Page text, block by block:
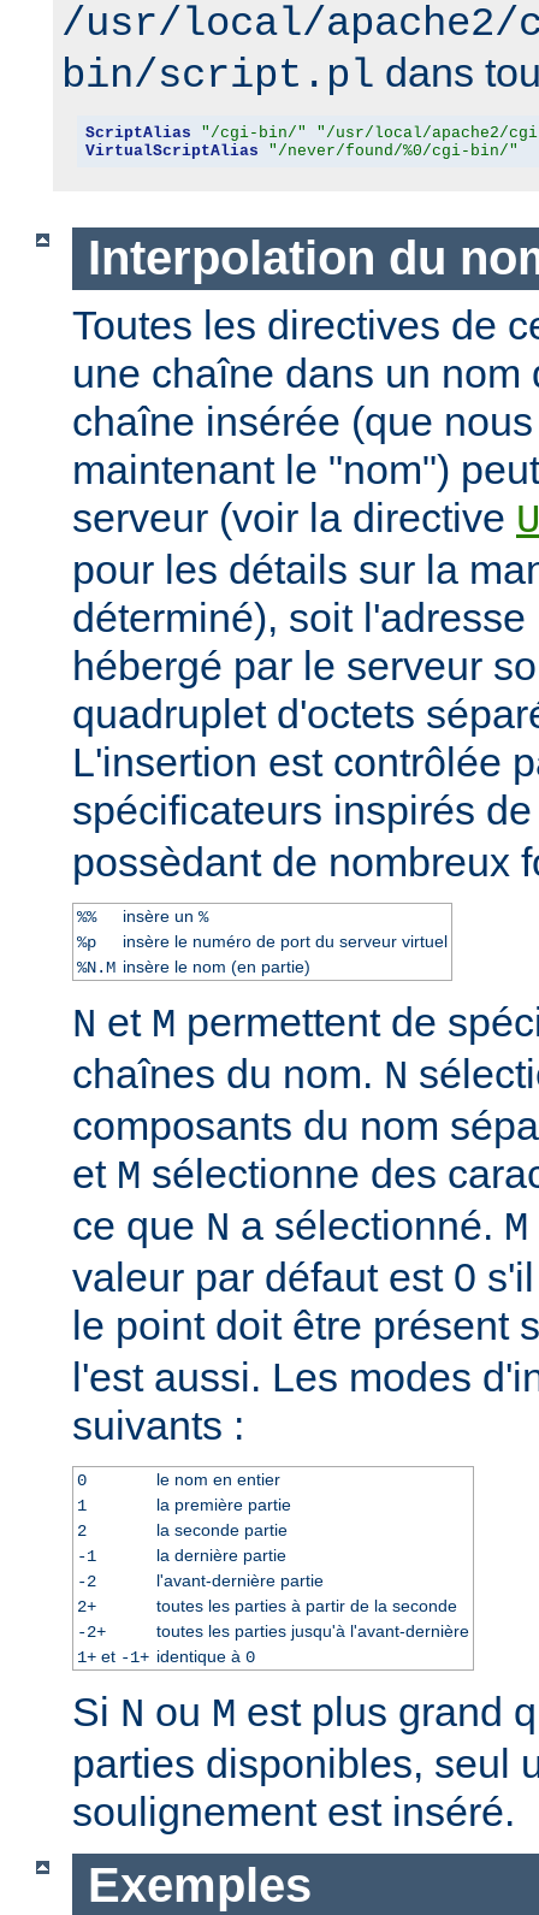
/usr/local/apache2/
bin/script.pl dans
ScriptAlias "/cgi-bin/"
"/usr/local/apache2/
VirtualScriptAlias
"/never/found/%0/cgi-bin/"
Interpolation du
Toutes les directives de
une chaîne dans un nom
chaîne insérée (que
maintenant le "nom")
serveur (voir la directive
pour les détails sur la
déterminé), soit
hébergé par le serveur
quadruplet d'octets
L'insertion est contrôlée
spécificateurs inspirés
possèdant de nombreux
%% insère un %
%p
insère le numéro de port du serveur virtuel
%N.M insère le nom (en partie)
N et M permettent de
chaînes du nom. N
composants du nom
et M sélectionne des
ce que N a sélectionné. M
valeur par défaut est 0
le point doit être présent
l'est aussi. Les modes
suivants :
0
le nom en entier
1
la première partie
2
la seconde partie
-1
la dernière partie
-2
l'avant-dernière partie
2+
toutes les parties à partir de la seconde
-2+
toutes les parties jusqu'à l'avant-dernière
1+et -1+ identique à 0
Si N ou M est plus grand
parties disponibles, seul
soulignement est inséré.
Exemples